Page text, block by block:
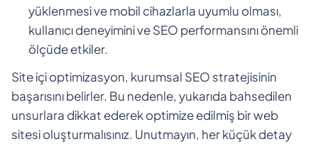
yüklenmesi ve mobil cihazlarla uyumlu olması,
kullanıcı deneyimini ve SEO performansını önemli
ölçüde etkiler.
Site içi optimizasyon, kurumsal SEO stratejisinin
başarısını belirler. Bu nedenle, yukarıda bahsedilen
unsurlara dikkat ederek optimize edilmiş bir web
sitesi oluşturmalısınız. Unutmayın, her küçük detay